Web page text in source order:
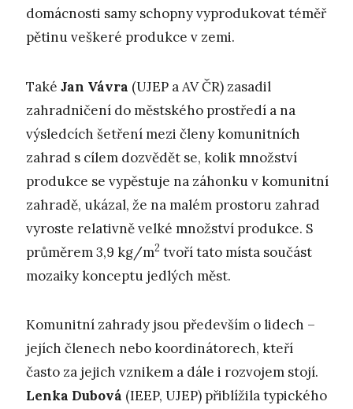
domácnosti samy schopny vyprodukovat téměř
pětinu veškeré produkce v zemi.
Také Jan Vávra (UJEP a AV ČR) zasadil
zahradničení do městského prostředí a na
výsledcích šetření mezi členy komunitních
zahrad s cílem dozvědět se, kolik množství
produkce se vypěstuje na záhonku v komunitní
zahradě, ukázal, že na malém prostoru zahrad
vyroste relativně velké množství produkce. S
průměrem 3,9 kg/m2 tvoří tato místa součást
mozaiky konceptu jedlých měst.
Komunitní zahrady jsou především o lidech –
jejích členech nebo koordinátorech, kteří
často za jejich vznikem a dále i rozvojem stojí.
Lenka Dubová (IEEP, UJEP) přiblížila typického